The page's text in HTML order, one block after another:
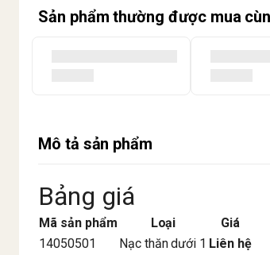
Sản phẩm thường được mua
Mô tả sản phẩm
Bảng giá
Mã sản phẩm Loại
Giá
14050501
Nạc thăn dưới 1 Liên hệ